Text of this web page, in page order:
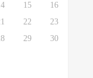
15
16
22
23
29
30